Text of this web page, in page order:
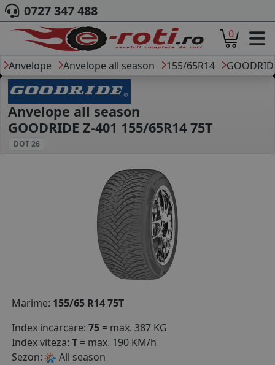
ACASA
DESPRE NOI
ANVELOPE
AUTO
CAMION
MOTO
DIMENSIUNI
PRODUCATORI ANVELOPE
MARCA AUTO
BLOG
B2B - COLABORARE COMPANII
CONT
CONTACT
0727 347 488
0
Anvelope Anvelope all season 155/65R14
Anvelope all season
GOODRIDE Z-401 155/65R14 75T
DOT 26
Marime: 155/65 R14 75T
Index incarcare: 75 = max. 387 KG
Index viteza: T = max. 190 KM/h
Sezon:
All season